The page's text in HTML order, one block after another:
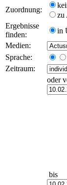
Zuordnung:
zu
Ergebnisse
finden:
in
Medien:
Sprache:
Zeitraum:
oder
bis